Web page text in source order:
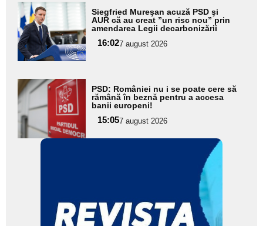
Adaugă
aici textul
pentru
subtitlu
Siegfried Mureşan acuză PSD şi
AUR că au creat ”un risc nou” prin
amendarea Legii decarbonizării
16:027 august 2026
Adaugă
aici textul
pentru
subtitlu
PSD: României nu i se poate cere să
rămână în beznă pentru a accesa
banii europeni!
15:057 august 2026